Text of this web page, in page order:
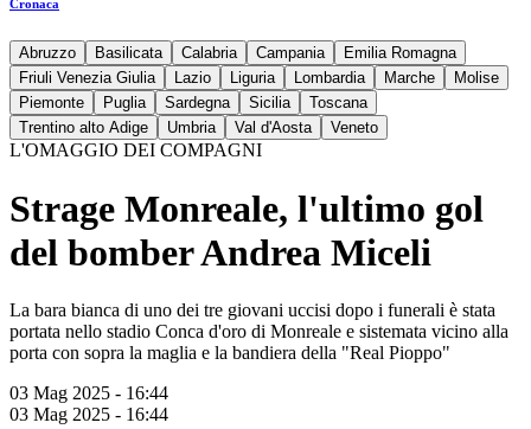
Cronaca
Abruzzo Basilicata Calabria Campania
Emilia Romagna
Friuli Venezia Giulia
Lazio Liguria Lombardia Marche
Molise
Piemonte
Puglia Sardegna Sicilia
Toscana
Trentino alto Adige
Umbria Val d'Aosta Veneto
L'OMAGGIO DEI COMPAGNI
Strage Monreale, l'ultimo gol
del bomber Andrea Miceli
La bara bianca di uno dei tre giovani uccisi dopo i funerali è stata
portata nello stadio Conca d'oro di Monreale e sistemata vicino alla
porta con sopra la maglia e la bandiera della "Real Pioppo"
03 Mag 2025 - 16:44
03 Mag 2025 - 16:44